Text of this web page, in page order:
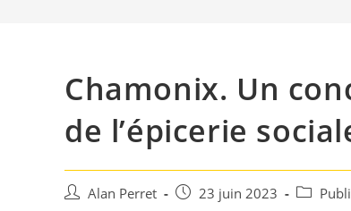
Chamonix. Un
de l’épicerie
Auteur/autrice
Alan Perret
Post 23 juin 2023
Post